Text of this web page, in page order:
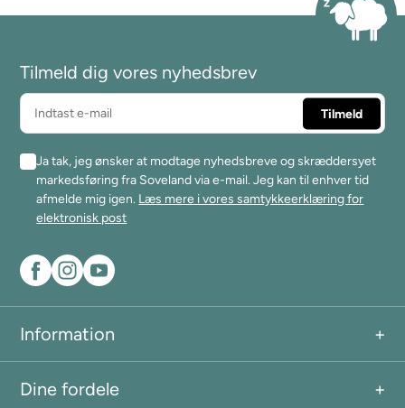
Tilmeld dig vores nyhedsbrev
Ja tak, jeg ønsker at modtage nyhedsbreve og skræddersyet
markedsføring fra Soveland via e-mail. Jeg kan til enhver tid
afmelde mig igen. Læs mere i vores samtykkeerklæring for
elektronisk post
Information
Dine fordele